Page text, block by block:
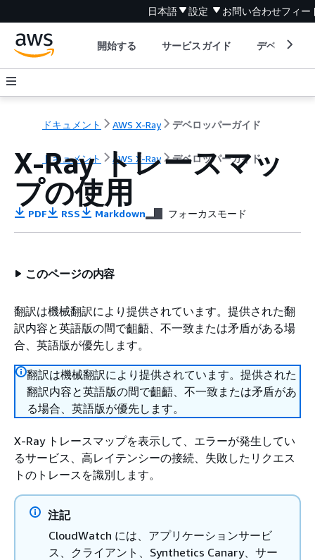
日本語 設定 お問い合わせフィー
開始する サービスガイド デベロッパ
ドキュメント AWS X-Ray デベロッパーガイド
ドキュメント AWS X-Ray デベロッパーガイド
X-Ray トレースマッ
プの使用
PDF RSS Markdown フォーカスモード
このページの内容
翻訳は機械翻訳により提供されています。提供された翻
訳内容と英語版の間で齟齬、不一致または矛盾がある場
合、英語版が優先します。
翻訳は機械翻訳により提供されています。提供された
翻訳内容と英語版の間で齟齬、不一致または矛盾があ
る場合、英語版が優先します。
X-Ray トレースマップを表示して、エラーが発生してい
るサービス、高レイテンシーの接続、失敗したリクエス
トのトレースを識別します。
注記
CloudWatch には、アプリケーションサービ
ス、クライアント、Synthetics Canary、サー